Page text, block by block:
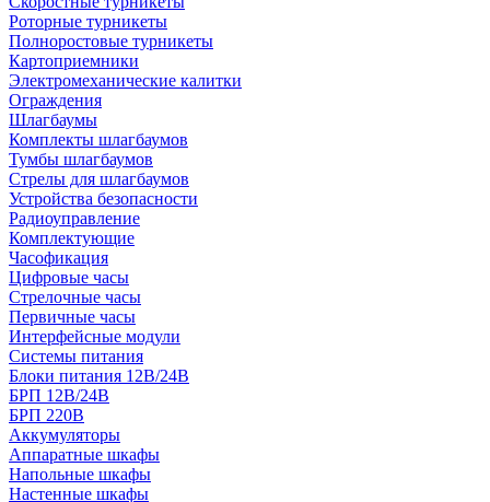
Роторные турникеты
Полноростовые турникеты
Картоприемники
Электромеханические калитки
Ограждения
Шлагбаумы
Комплекты шлагбаумов
Тумбы шлагбаумов
Стрелы для шлагбаумов
Устройства безопасности
Радиоуправление
Комплектующие
Часофикация
Цифровые часы
Стрелочные часы
Первичные часы
Интерфейсные модули
Системы питания
Блоки питания 12В/24В
БРП 12В/24В
БРП 220В
Аккумуляторы
Аппаратные шкафы
Напольные шкафы
Настенные шкафы